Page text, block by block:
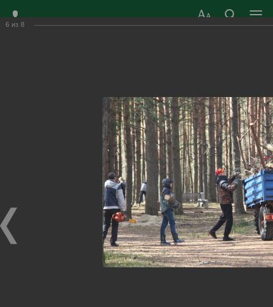
САМОУПРАВЛЕНИЯ
г. Радужный, 1 квартал, д.55
Адрес здания администрации
radugn@avo.ru
Электронная почта
Главная Фотогалерея › Новости
›
Субботники – это добрая городская традиция
Субботники – это добрая городская
6 из 8